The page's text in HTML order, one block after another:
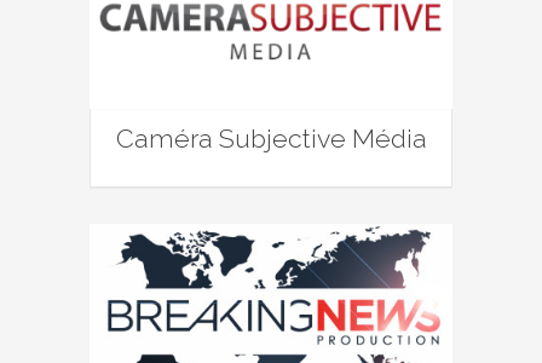
Caméra Subjective Média